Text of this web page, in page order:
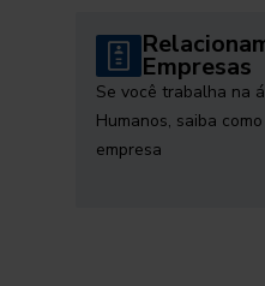
Empresas
Se você trabalha na
Humanos, saiba
empresa